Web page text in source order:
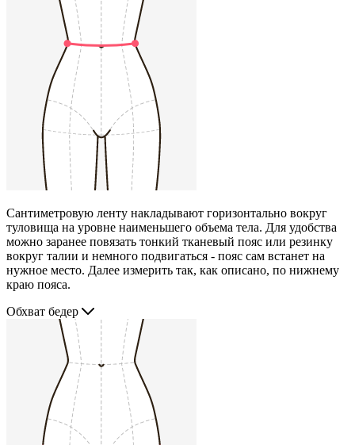
Сантиметровую ленту накладывают горизонтально вокруг
туловища на уровне наименьшего объема тела. Для удобства
можно заранее повязать тонкий тканевый пояс или резинку
вокруг талии и немного подвигаться - пояс сам встанет на
нужное место. Далее измерить так, как описано, по нижнему
краю пояса.
Обхват бедер